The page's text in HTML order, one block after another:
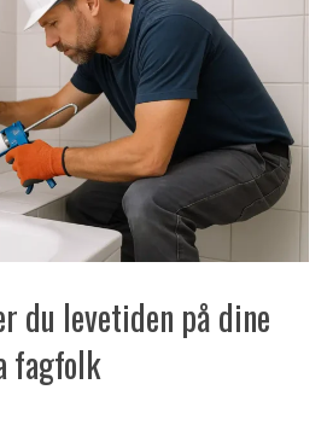
du levetiden på dine
fagfolk